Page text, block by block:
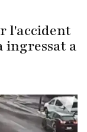
l'accident
a